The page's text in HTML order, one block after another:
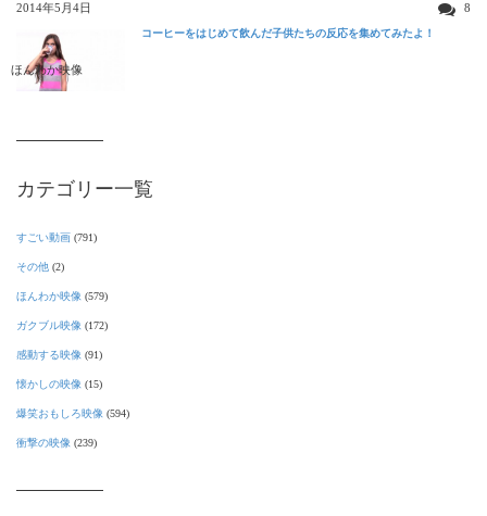
2014年5月4日 8
ほんわか映像
コーヒーをはじめて飲んだ子供たちの反応を集めてみたよ！
カテゴリー一覧
すごい動画 (791)
その他 (2)
ほんわか映像 (579)
ガクブル映像 (172)
感動する映像 (91)
懐かしの映像 (15)
爆笑おもしろ映像 (594)
衝撃の映像 (239)